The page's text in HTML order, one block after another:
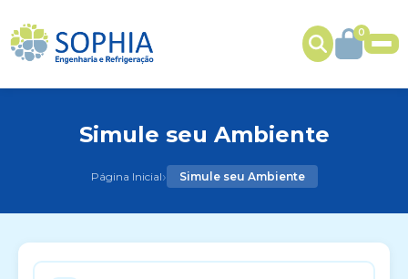
0
Simule seu Ambiente
Página Inicial› Simule seu Ambiente